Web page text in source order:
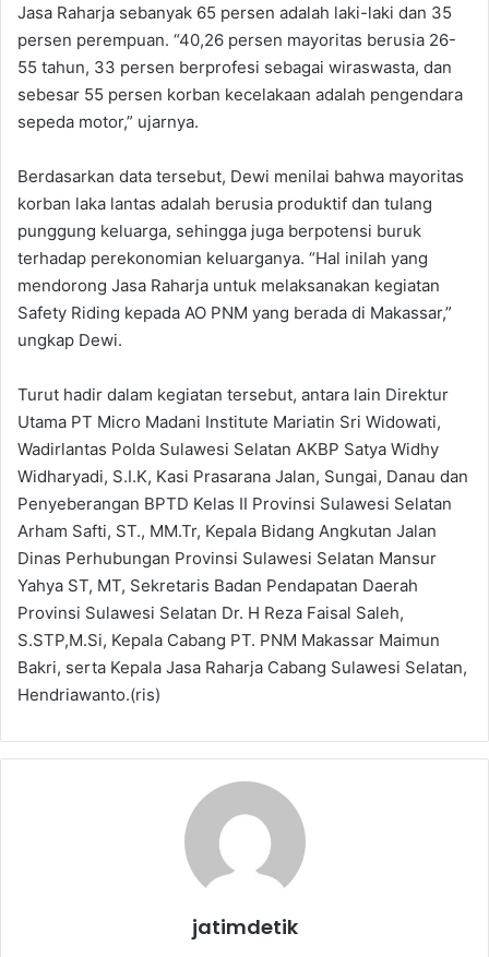
Jasa Raharja sebanyak 65 persen adalah laki-laki dan 35
persen perempuan. “40,26 persen mayoritas berusia 26-
55 tahun, 33 persen berprofesi sebagai wiraswasta, dan
sebesar 55 persen korban kecelakaan adalah pengendara
sepeda motor,” ujarnya.
Berdasarkan data tersebut, Dewi menilai bahwa mayoritas
korban laka lantas adalah berusia produktif dan tulang
punggung keluarga, sehingga juga berpotensi buruk
terhadap perekonomian keluarganya. “Hal inilah yang
mendorong Jasa Raharja untuk melaksanakan kegiatan
Safety Riding kepada AO PNM yang berada di Makassar,”
ungkap Dewi.
Turut hadir dalam kegiatan tersebut, antara lain Direktur
Utama PT Micro Madani Institute Mariatin Sri Widowati,
Wadirlantas Polda Sulawesi Selatan AKBP Satya Widhy
Widharyadi, S.I.K, Kasi Prasarana Jalan, Sungai, Danau dan
Penyeberangan BPTD Kelas II Provinsi Sulawesi Selatan
Arham Safti, ST., MM.Tr, Kepala Bidang Angkutan Jalan
Dinas Perhubungan Provinsi Sulawesi Selatan Mansur
Yahya ST, MT, Sekretaris Badan Pendapatan Daerah
Provinsi Sulawesi Selatan Dr. H Reza Faisal Saleh,
S.STP,M.Si, Kepala Cabang PT. PNM Makassar Maimun
Bakri, serta Kepala Jasa Raharja Cabang Sulawesi Selatan,
Hendriawanto.(ris)
jatimdetik